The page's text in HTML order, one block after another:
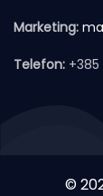
Marketing:
Telefon: +385
©